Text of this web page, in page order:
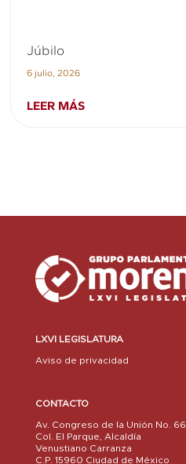
Júbilo
6 julio, 2026
LEER MÁS
LXVI LEGISLATURA
Aviso de privacidad
CONTACTO
Av. Congreso de la Unión No. 66,
Col. El Parque, Alcaldía
Venustiano Carranza
C.P. 15960 Ciudad de México